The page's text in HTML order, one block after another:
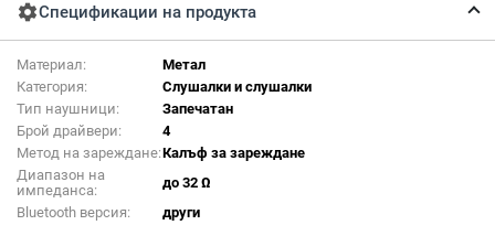
settingsСпецификации на продукта
Материал:
Метал
Категория:
Слушалки и слушалки
Тип наушници:
Запечатан
Брой драйвери:
4
Метод на зареждане:Калъф за зареждане
Диапазон на
импеданса:
до 32 Ω
Bluetooth версия:
други